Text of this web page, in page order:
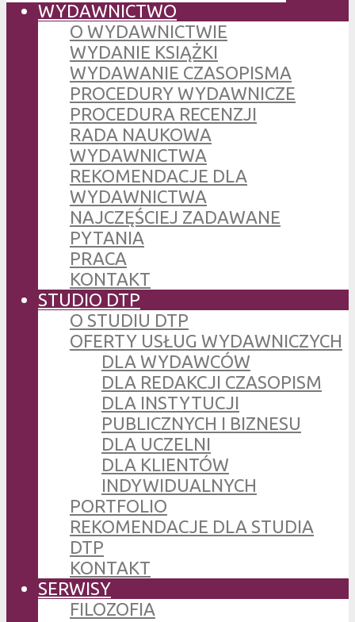
WYDAWNICTWO
O WYDAWNICTWIE
WYDANIE KSIĄŻKI
WYDAWANIE CZASOPISMA
PROCEDURY WYDAWNICZE
PROCEDURA RECENZJI
RADA NAUKOWA
WYDAWNICTWA
REKOMENDACJE DLA
WYDAWNICTWA
NAJCZĘŚCIEJ ZADAWANE
PYTANIA
PRACA
KONTAKT
STUDIO DTP
O STUDIU DTP
OFERTY USŁUG WYDAWNICZYCH
DLA WYDAWCÓW
DLA REDAKCJI CZASOPISM
DLA INSTYTUCJI
PUBLICZNYCH I BIZNESU
DLA UCZELNI
DLA KLIENTÓW
INDYWIDUALNYCH
PORTFOLIO
REKOMENDACJE DLA STUDIA
DTP
KONTAKT
SERWISY
FILOZOFIA